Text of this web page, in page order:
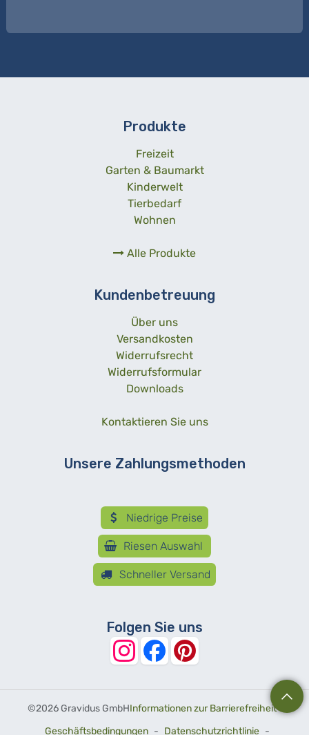
Produkte
Freizeit
Garten & Baumarkt
Kinderwelt
Tierbedarf
Wohnen
Alle Produkte
Kundenbetreuung
Über uns
Versandkosten
Widerrufsrecht
Widerrufsformular
Downloads
Kontaktieren Sie uns
Unsere Zahlungsmethoden
Niedrige Preise
Riesen Auswahl
Schneller Versand
Folgen Sie uns
©2026 Gravidus GmbHInformationen zur Barrierefreiheit-
Geschäftsbedingungen - Datenschutzrichtlinie -